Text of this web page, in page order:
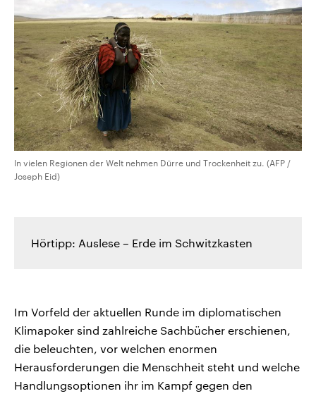
In vielen Regionen der Welt nehmen Dürre und Trockenheit zu. (AFP /
Joseph Eid)
Hörtipp: Auslese – Erde im Schwitzkasten
Im Vorfeld der aktuellen Runde im diplomatischen
Klimapoker sind zahlreiche Sachbücher erschienen,
die beleuchten, vor welchen enormen
Herausforderungen die Menschheit steht und welche
Handlungsoptionen ihr im Kampf gegen den